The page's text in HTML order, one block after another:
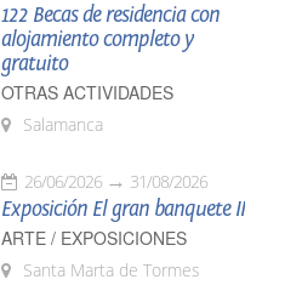
122 Becas de residencia con
alojamiento completo y
gratuito
OTRAS ACTIVIDADES
Salamanca
26/06/2026 31/08/2026
Exposición El gran banquete II
ARTE / EXPOSICIONES
Santa Marta de Tormes